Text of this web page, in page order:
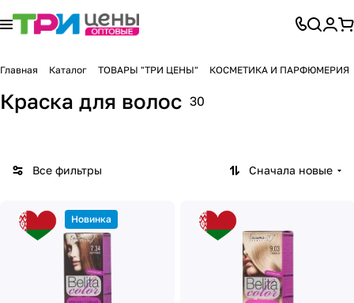
Главная Каталог ТОВАРЫ "ТРИ ЦЕНЫ" КОСМЕТИКА И ПАРФЮМЕРИЯ
Краска для волос 30
Все фильтры Сначала новые
Новинка